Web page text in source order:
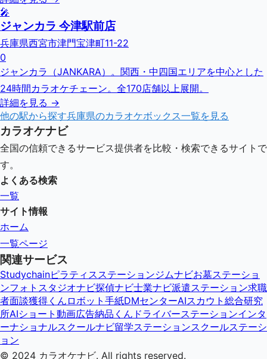
🎤
ジャンカラ 今津駅前店
兵庫県西宮市津門宝津町11-22
0
ジャンカラ（JANKARA）。関西・中四国エリアを中心とした
24時間カラオケチェーン。全170店舗以上展開。
詳細を見る →
他の駅から探す兵庫県のカラオケボックス一覧を見る
カラオケナビ
全国の信頼できるサービス提供者を比較・検索できるサイトで
す。
よくある検索
一覧
サイト情報
ホーム
一覧ページ
関連サービス
Studychainピラティスステーションジムナビお墓ステーショ
ンフォトスタジオナビ探偵ナビ士業ナビ派遣ステーション求職
者面談獲得くん ロボット手紙DMセンターAIスカウト総合研究
所AIショート動画広告納品くん ドライバーステーションインタ
ーナショナルスクールナビ留学ステーションスクールステーシ
ョン
© 2024 カラオケナビ. All rights reserved.